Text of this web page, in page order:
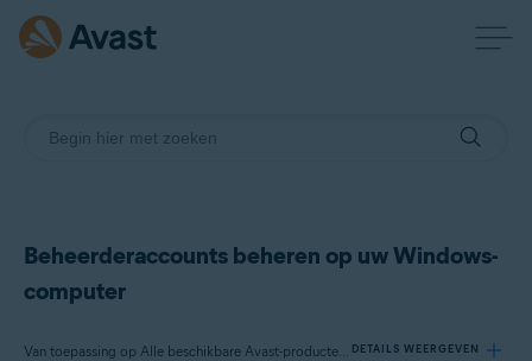
Beheerderaccounts beheren op uw Windows-
computer
Van toepassing op Alle beschikbare Avast-producten voor Windows DETAILS WEERGEVEN